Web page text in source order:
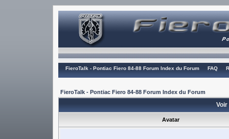
FieroTalk - Pontiac Fiero 84-88 Forum Index du Forum FAQ
FieroTalk - Pontiac Fiero 84-88 Forum Index du Forum
Avatar